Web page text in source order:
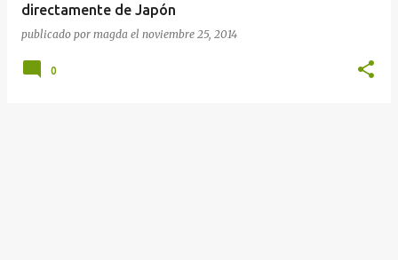
directamente de Japón
publicado por magda el noviembre 25, 2014
0